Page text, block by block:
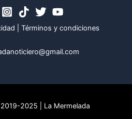
Términos y condiciones
2025 | La Mermelada